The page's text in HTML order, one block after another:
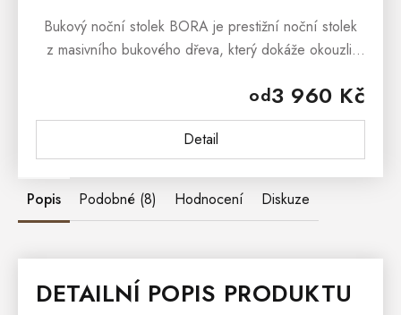
od3 960 Kč
Detail
Bukový noční stolek BORA je prestižní noční stolek
z masivního bukového dřeva, který dokáže okouzlit
provedenímBukový noční stolek BORA se...
Popis Podobné (8) Hodnocení Diskuze
DETAILNÍ POPIS PRODUKTU